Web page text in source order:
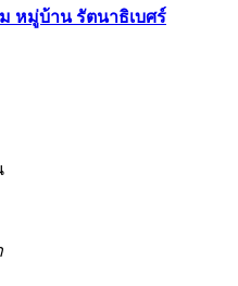
หมู่บ้าน รัตนาธิเบศร์